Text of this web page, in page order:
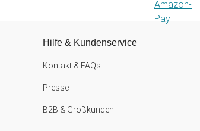
Hilfe & Kundenservice
Kontakt & FAQs
Presse
B2B & Großkunden